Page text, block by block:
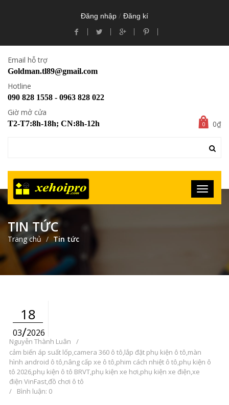
Đăng nhập / Đăng kí
Email hỗ trợ
Goldman.tl89@gmail.com
Hotline
090 828 1558 - 0963 828 022
Giờ mở cửa
T2-T7:8h-18h; CN:8h-12h 0 0₫
TIN TỨC
Trang chủ Tin tức
18
03/2026
Nguyễn Thành Luân
/
cảm biến áp suất lốp camera 360 ô tô lắp đặt phụ kiện ô tô màn
hình android ô tô nâng cấp xe ô tô phim cách nhiệt ô tô phụ kiện ô
tô 2026 phụ kiện ô tô BRVT phụ kiện xe hơi phụ kiện xe điện xe
điện VinFastđồ chơi ô tô
/
Bình luận: 0